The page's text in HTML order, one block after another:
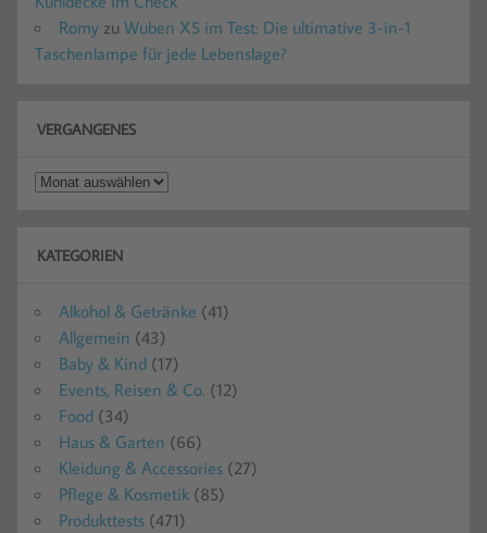
Romy zu Wuben X5 im Test: Die ultimative 3-in-1
Taschenlampe für jede Lebenslage?
VERGANGENES
Vergangenes
KATEGORIEN
Alkohol & Getränke (41)
Allgemein (43)
Baby & Kind (17)
Events, Reisen & Co. (12)
Food (34)
Haus & Garten (66)
Kleidung & Accessories (27)
Pflege & Kosmetik (85)
Produkttests (471)